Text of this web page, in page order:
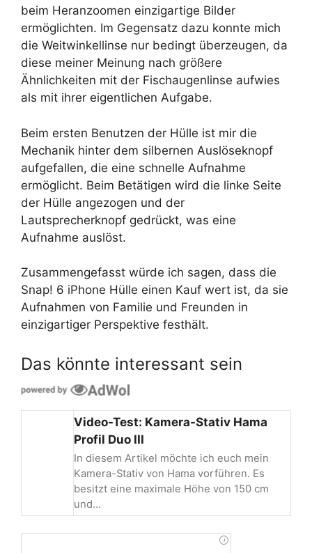
beim Heranzoomen einzigartige Bilder
ermöglichten. Im Gegensatz dazu konnte mich
die Weitwinkellinse nur bedingt überzeugen, da
diese meiner Meinung nach größere
Ähnlichkeiten mit der Fischaugenlinse aufwies
als mit ihrer eigentlichen Aufgabe.
Beim ersten Benutzen der Hülle ist mir die
Mechanik hinter dem silbernen Auslöseknopf
aufgefallen, die eine schnelle Aufnahme
ermöglicht. Beim Betätigen wird die linke Seite
der Hülle angezogen und der
Lautsprecherknopf gedrückt, was eine
Aufnahme auslöst.
Zusammengefasst würde ich sagen, dass die
Snap! 6 iPhone Hülle einen Kauf wert ist, da sie
Aufnahmen von Familie und Freunden in
einzigartiger Perspektive festhält.
Das könnte interessant sein
Video-Test: Kamera-Stativ Hama
Profil Duo III
In diesem Artikel möchte ich euch mein
Kamera-Stativ von Hama vorführen. Es
besitzt eine maximale Höhe von 150 cm
und…